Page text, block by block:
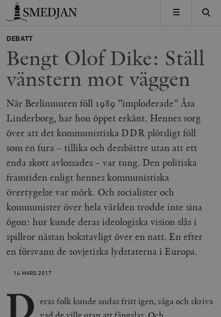
Timbro
MENY
DEBATT
Bengt Olof Dike: Ställ
vänstern mot väggen
När Berlinmuren föll 1989 ”imploderade” Åsa
Linderborg, har hon öppet erkänt. Hennes sorg
över att det kommunistiska DDR plötsligt föll
som en fura – tillika och dessbättre utan att ett
enda skott avlossades – var tung. Den politiska
framtiden enligt hennes kommunistiska
övertygelse var mörk. Och socialister och
kommunister över hela världen trodde inte sina
ögon: hur kunde deras ideologiska vision slås i
spillror nästan bokstavligt över en natt. En efter
en försvann de sovjetiska lydstaterna i Europa.
14 MARS 2017
D eras folk kunde andas fritt igen, säga och skriva